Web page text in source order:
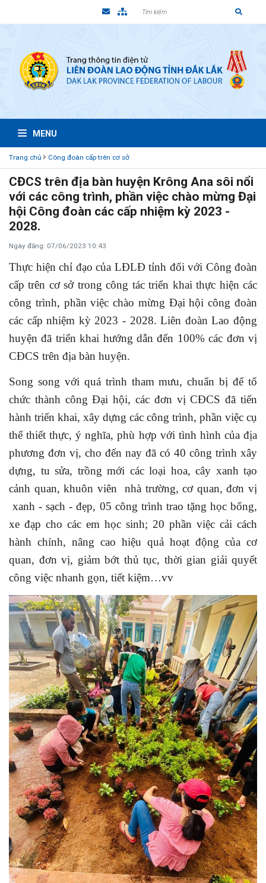
MENU
Trang chủ Công đoàn cấp trên cơ sở
CĐCS trên địa bàn huyện Krông Ana sôi nổi
với các công trình, phần việc chào mừng Đại
hội Công đoàn các cấp nhiệm kỳ 2023 -
2028.
Ngày đăng: 07/06/2023 10:43
Thực hiện chỉ đạo của LĐLĐ tỉnh đối với Công đoàn
cấp trên cơ sở trong công tác triển khai thực hiện các
công trình, phần việc chào mừng Đại hội công đoàn
các cấp nhiệm kỳ 2023 - 2028. Liên đoàn Lao động
huyện đã triển khai hướng dẫn đến 100% các đơn vị
CĐCS trên địa bàn huyện.
Song song với quá trình tham mưu, chuẩn bị để tổ
chức thành công Đại hội, các đơn vị CĐCS đã tiến
hành triển khai, xây dựng các công trình, phần việc cụ
thể thiết thực, ý nghĩa, phù hợp với tình hình của địa
phương đơn vị, cho đến nay đã có 40 công trình xây
dựng, tu sửa, trồng mới các loại hoa, cây xanh tạo
cảnh quan, khuôn viên nhà trường, cơ quan, đơn vị
xanh - sạch - đẹp, 05 công trình trao tặng học bổng,
xe đạp cho các em học sinh; 20 phần việc cải cách
hành chính, nâng cao hiệu quả hoạt động của cơ
quan, đơn vị, giảm bớt thủ tục, thời gian giải quyết
công việc nhanh gọn, tiết kiệm…vv